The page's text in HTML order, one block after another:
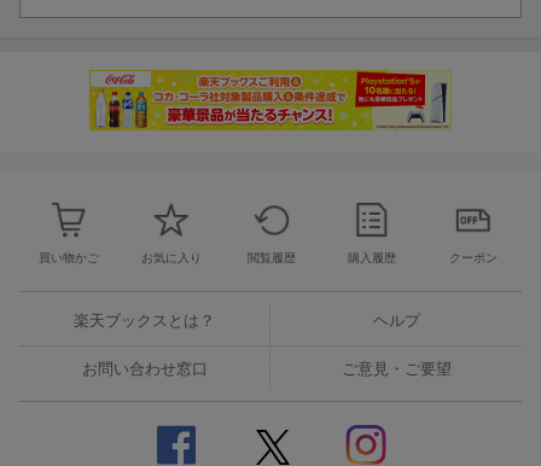
買い物かご お気に入り 閲覧履歴 購入履歴 クーポン
楽天ブックスとは？ ヘルプ
お問い合わせ窓口 ご意見・ご要望